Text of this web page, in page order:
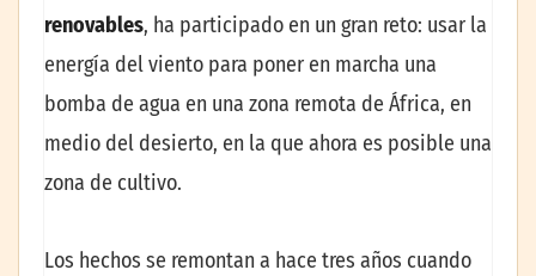
renovables, ha participado en un gran reto: usar la
energía del viento para poner en marcha una
bomba de agua en una zona remota de África, en
medio del desierto, en la que ahora es posible una
zona de cultivo.
Los hechos se remontan a hace tres años cuando